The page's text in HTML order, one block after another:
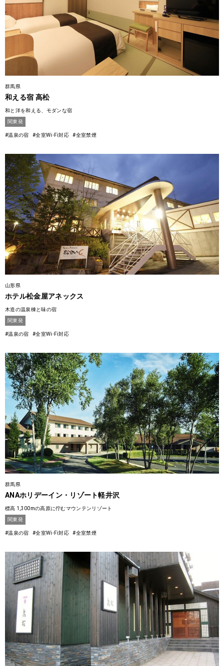
群馬県
和える宿 高松
和と洋を和える、モダンな宿
関東発
#温泉の宿 #全室Wi-Fi対応 #全室禁煙
山形県
ホテル松金屋アネックス
木造の温泉棟と味の宿
関東発
#温泉の宿 #全室Wi-Fi対応
群馬県
ANAホリデーイン・リゾート軽井沢
標高 1,300mの高原に佇むマウンテンリゾート
関東発
#温泉の宿 #全室Wi-Fi対応 #全室禁煙